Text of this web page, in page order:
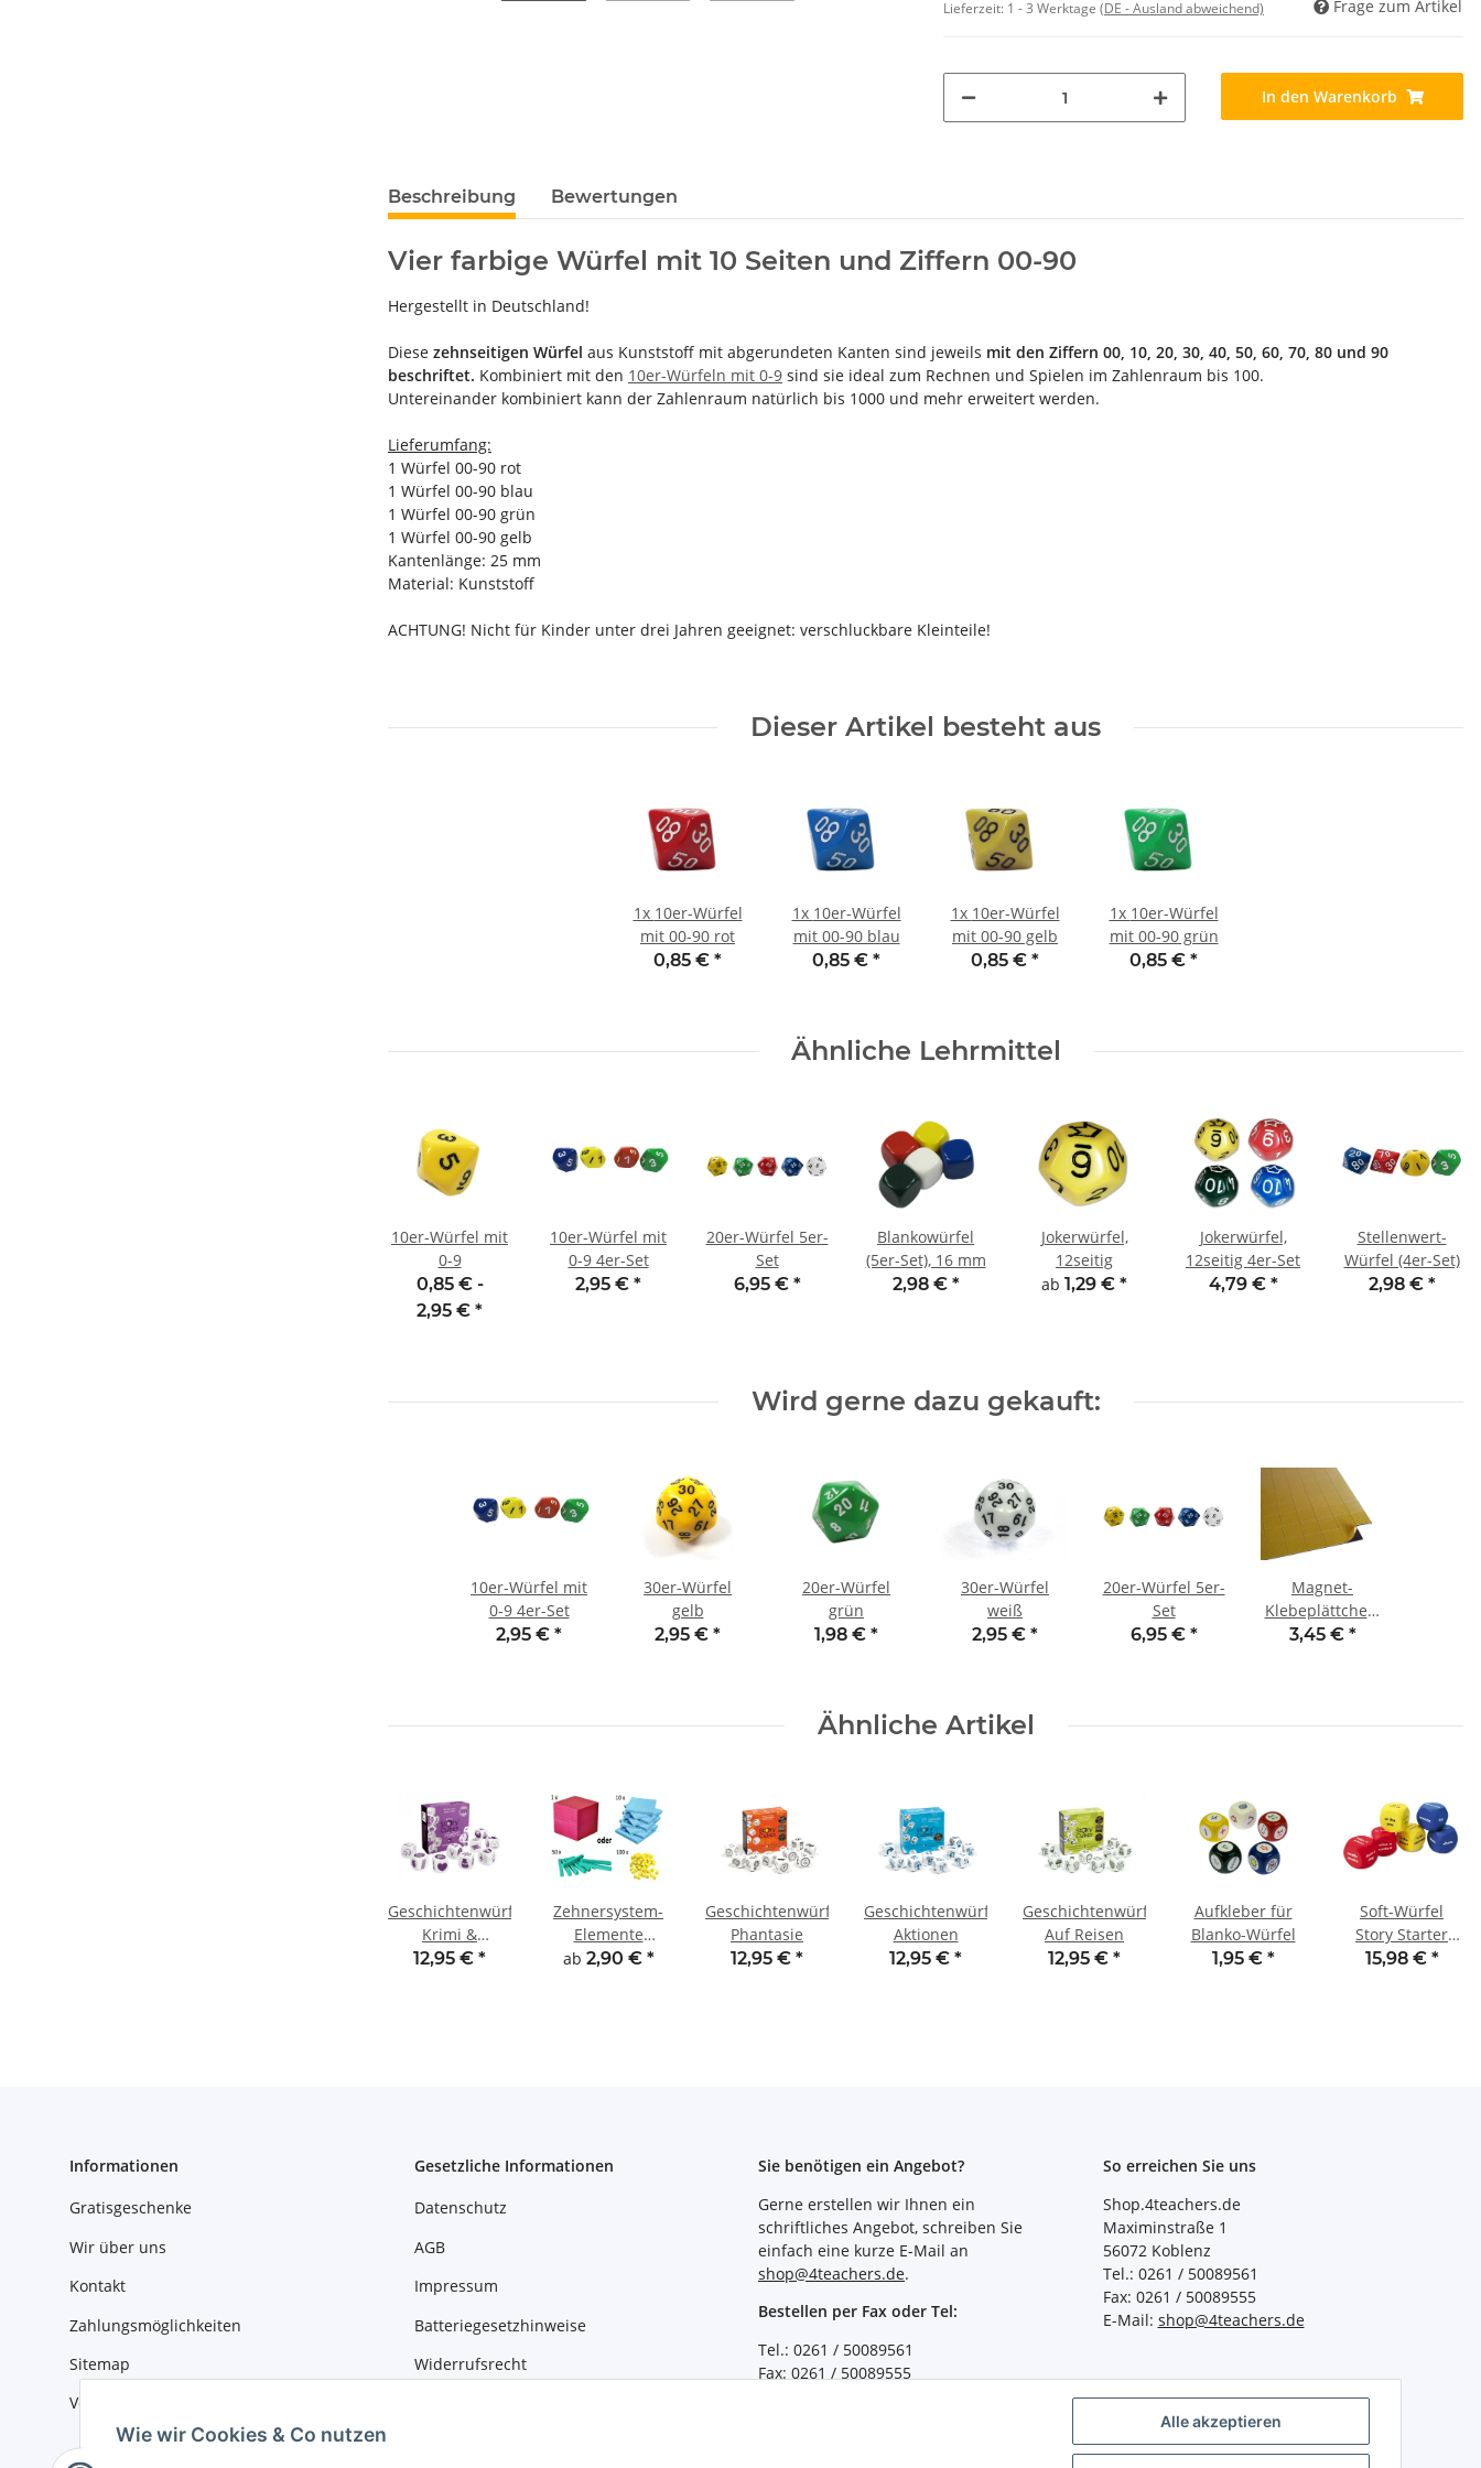
Lieferzeit: 1 - 3 Werktage (DE - Ausland abweichend) Frage zum Artikel
In den Warenkorb
Beschreibung Bewertungen
Vier farbige Würfel mit 10 Seiten und Ziffern 00-90
Hergestellt in Deutschland!
Diese zehnseitigen Würfel aus Kunststoff mit abgerundeten Kanten sind jeweils mit den Ziffern 00, 10, 20, 30, 40, 50, 60, 70, 80 und 90
beschriftet. Kombiniert mit den 10er-Würfeln mit 0-9 sind sie ideal zum Rechnen und Spielen im Zahlenraum bis 100.
Untereinander kombiniert kann der Zahlenraum natürlich bis 1000 und mehr erweitert werden.
Lieferumfang:
1 Würfel 00-90 rot
1 Würfel 00-90 blau
1 Würfel 00-90 grün
1 Würfel 00-90 gelb
Kantenlänge: 25 mm
Material: Kunststoff
ACHTUNG! Nicht für Kinder unter drei Jahren geeignet: verschluckbare Kleinteile!
Dieser Artikel besteht aus
1x 10er-Würfel
mit 00-90 rot
0,85 € *
1x 10er-Würfel
mit 00-90 blau
0,85 € *
1x 10er-Würfel
mit 00-90 gelb
0,85 € *
1x 10er-Würfel
mit 00-90 grün
0,85 € *
Ähnliche Lehrmittel
10er-Würfel mit
0-9
0,85 € -
2,95 € *
10er-Würfel mit
0-9 4er-Set
2,95 € *
20er-Würfel 5er-
Set
6,95 € *
Blankowürfel
(5er-Set), 16 mm
2,98 € *
Jokerwürfel,
12seitig
ab 1,29 € *
Jokerwürfel,
12seitig 4er-Set
4,79 € *
Stellenwert-
Würfel (4er-Set)
2,98 € *
Wird gerne dazu gekauft:
10er-Würfel mit
0-9 4er-Set
2,95 € *
30er-Würfel
gelb
2,95 € *
20er-Würfel
grün
1,98 € *
30er-Würfel
weiß
2,95 € *
20er-Würfel 5er-
Set
6,95 € *
Magnet-
Klebeplättchen,
14x14 mm (100
3,45 € *
Ähnliche Artikel
Geschichtenwürfel
Krimi &
Gruseliges
12,95 € *
Zehnersystem-
Elemente
(farbig, steckbar)
ab 2,90 € *
Geschichtenwürfel
Phantasie
12,95 € *
Geschichtenwürfel
Aktionen
12,95 € *
Geschichtenwürfel
Auf Reisen
12,95 € *
Aufkleber für
Blanko-Würfel
1,95 € *
Soft-Würfel
Story Starter
(6er-Set)
15,98 € *
Informationen
Gratisgeschenke
Wir über uns
Kontakt
Zahlungsmöglichkeiten
Sitemap
Versandinformationen
Gesetzliche Informationen
Datenschutz
AGB
Impressum
Batteriegesetzhinweise
Widerrufsrecht
Sie benötigen ein Angebot?
Gerne erstellen wir Ihnen ein
schriftliches Angebot, schreiben Sie
einfach eine kurze E-Mail an
shop@4teachers.de.
Bestellen per Fax oder Tel:
Tel.: 0261 / 50089561
Fax: 0261 / 50089555
So erreichen Sie uns
Shop.4teachers.de
Maximinstraße 1
56072 Koblenz
Tel.: 0261 / 50089561
Fax: 0261 / 50089555
E-Mail: shop@4teachers.de
Wie wir Cookies & Co nutzen
Alle akzeptieren